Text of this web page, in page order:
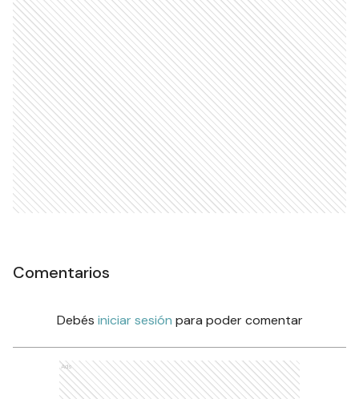
Comentarios
Debés iniciar sesión para poder comentar
Ads